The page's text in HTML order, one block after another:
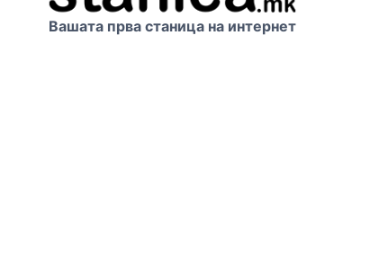
Вашата прва станица на интернет